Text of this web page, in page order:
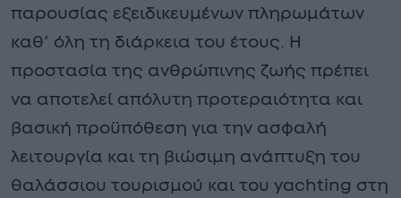
παρουσίας εξειδικευμένων πληρωμάτων
καθ’ όλη τη διάρκεια του έτους. Η
προστασία της ανθρώπινης ζωής πρέπει
να αποτελεί απόλυτη προτεραιότητα και
βασική προϋπόθεση για την ασφαλή
λειτουργία και τη βιώσιμη ανάπτυξη του
θαλάσσιου τουρισμού και του yachting στη